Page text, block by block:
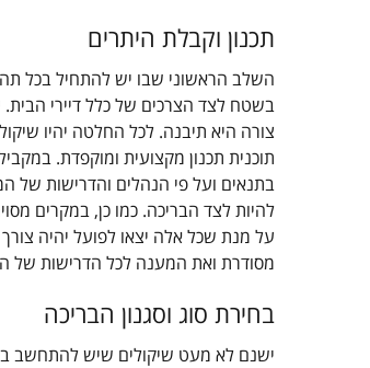
תכנון וקבלת היתרים
השלב הראשוני שבו יש להתחיל בכל
בשטח לצד הצרכים של כלל דיירי
צורה היא תיבנה. לכל החלטה יהיו
תוכנית תכנון מקצועית ומוקפדת.
בתנאים ועל פי הנהלים והדרישות של
להיות לצד הבריכה. כמו כן, במקרים
על מנת שכל אלה יצאו לפועל יהיה
מסודרת ואת המענה לכל הדרישות של
בחירת סוג וסגנון הבריכה
ישנם לא מעט שיקולים שיש להתחשב